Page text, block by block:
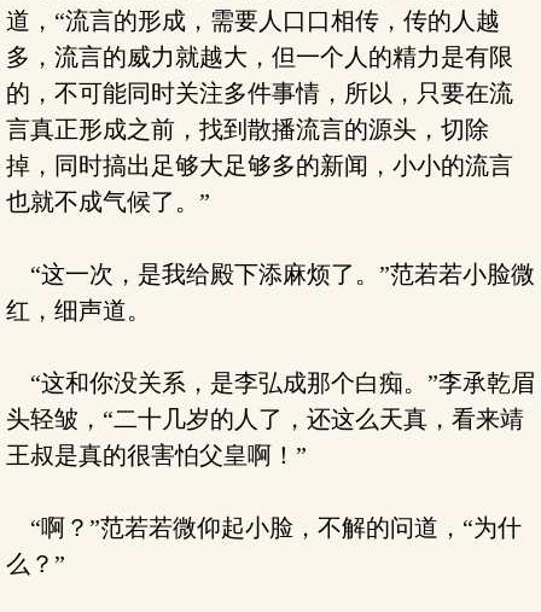
道，“流言的形成，需要人口口相传，传的人越
多，流言的威力就越大，但一个人的精力是有限
的，不可能同时关注多件事情，所以，只要在流
言真正形成之前，找到散播流言的源头，切除
掉，同时搞出足够大足够多的新闻，小小的流言
也就不成气候了。”
“这一次，是我给殿下添麻烦了。”范若若小脸微
红，细声道。
“这和你没关系，是李弘成那个白痴。”李承乾眉
头轻皱，“二十几岁的人了，还这么天真，看来靖
王叔是真的很害怕父皇啊！”
“啊？”范若若微仰起小脸，不解的问道，“为什
么？”